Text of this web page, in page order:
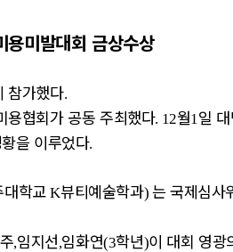
용미발대회 금상수상
참가했다.
용협회가 공동 주최했다. 12월1일
을 이루었다.
대학교K뷰티예술학과) 는 국제심사
,임지선,임화연(3학년)이 대회 영광